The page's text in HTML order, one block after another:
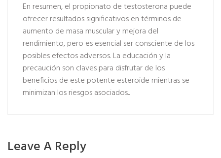
En resumen, el propionato de testosterona puede
ofrecer resultados significativos en términos de
aumento de masa muscular y mejora del
rendimiento, pero es esencial ser consciente de los
posibles efectos adversos. La educación y la
precaución son claves para disfrutar de los
beneficios de este potente esteroide mientras se
minimizan los riesgos asociados..
Leave A Reply